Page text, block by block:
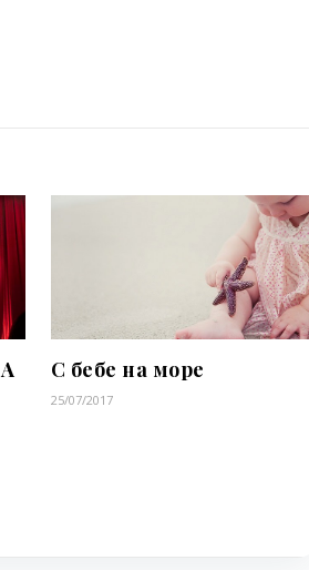
С бебе на море
25/07/2017